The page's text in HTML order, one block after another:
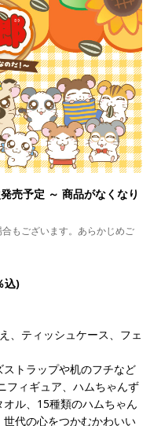
売予定 ～ 商品がなくなり
もございます。あらかじめご
込)
、ティッシュケース、フェ
トラップや机のフチなど
フィギュア、ハムちゃんず
ル、15種類のハムちゃん
代の心をつかむかわいい